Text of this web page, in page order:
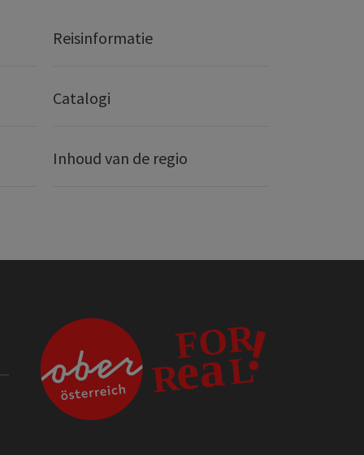
Reisinformatie
Catalogi
Inhoud van de regio